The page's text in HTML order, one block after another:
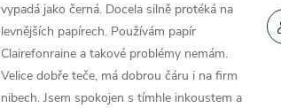
vypadá jako černá. Docela silně protéká na
levnějších papírech. Používám papír
Clairefonraine a takové problémy nemám.
Velice dobře teče, má dobrou čáru i na firm
nibech. Jsem spokojen s tímhle inkoustem a